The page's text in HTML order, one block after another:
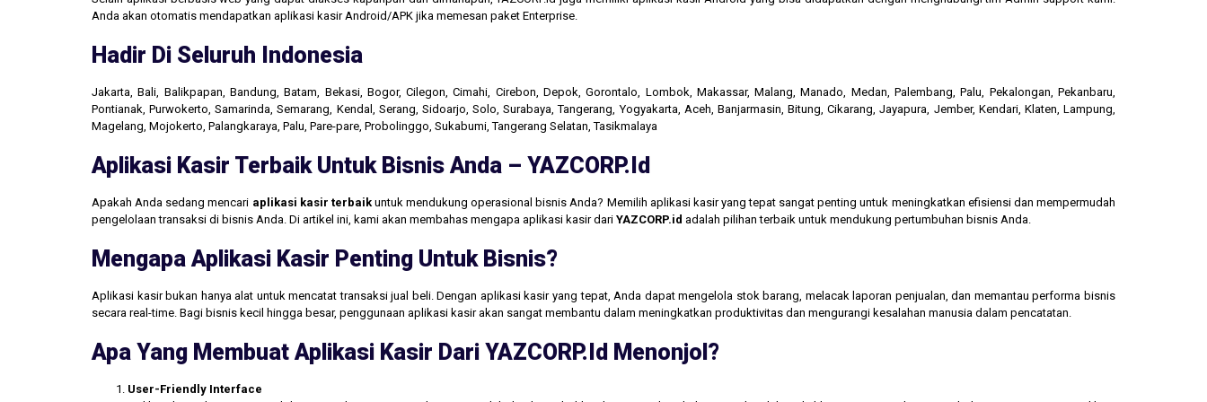
Anda akan otomatis mendapatkan aplikasi kasir Android/APK jika memesan paket Enterprise.
Hadir Di Seluruh Indonesia
Jakarta, Bali, Balikpapan, Bandung, Batam, Bekasi, Bogor, Cilegon, Cimahi, Cirebon, Depok, Gorontalo, Lombok, Makassar, Malang, Manado, Medan, Palembang, Palu, Pekalongan, Pekanbaru,
Pontianak, Purwokerto, Samarinda, Semarang, Kendal, Serang, Sidoarjo, Solo, Surabaya, Tangerang, Yogyakarta, Aceh, Banjarmasin, Bitung, Cikarang, Jayapura, Jember, Kendari, Klaten, Lampung,
Magelang, Mojokerto, Palangkaraya, Palu, Pare-pare, Probolinggo, Sukabumi, Tangerang Selatan, Tasikmalaya
Aplikasi Kasir Terbaik Untuk Bisnis Anda – YAZCORP.id
Apakah Anda sedang mencari aplikasi kasir terbaikuntuk mendukung operasional bisnis Anda? Memilih aplikasi kasir yang tepat sangat penting untuk meningkatkan efisiensi dan mempermudah
pengelolaan transaksi di bisnis Anda. Di artikel ini, kami akan membahas mengapa aplikasi kasir dari YAZCORP.id adalah pilihan terbaik untuk mendukung pertumbuhan bisnis Anda.
Mengapa Aplikasi Kasir Penting Untuk Bisnis?
Aplikasi kasir bukan hanya alat untuk mencatat transaksi jual beli. Dengan aplikasi kasir yang tepat, Anda dapat mengelola stok barang, melacak laporan penjualan, dan memantau performa bisnis
secara real-time. Bagi bisnis kecil hingga besar, penggunaan aplikasi kasir akan sangat membantu dalam meningkatkan produktivitas dan mengurangi kesalahan manusia dalam pencatatan.
Apa Yang Membuat Aplikasi Kasir Dari YAZCORP.id Menonjol?
User-Friendly Interface